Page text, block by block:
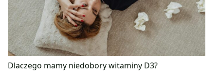
Dlaczego mamy niedobory witaminy D3?